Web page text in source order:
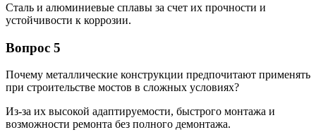
Сталь и алюминиевые сплавы за счет их прочности и
устойчивости к коррозии.
Вопрос 5
Почему металлические конструкции предпочитают применять
при строительстве мостов в сложных условиях?
Из-за их высокой адаптируемости, быстрого монтажа и
возможности ремонта без полного демонтажа.